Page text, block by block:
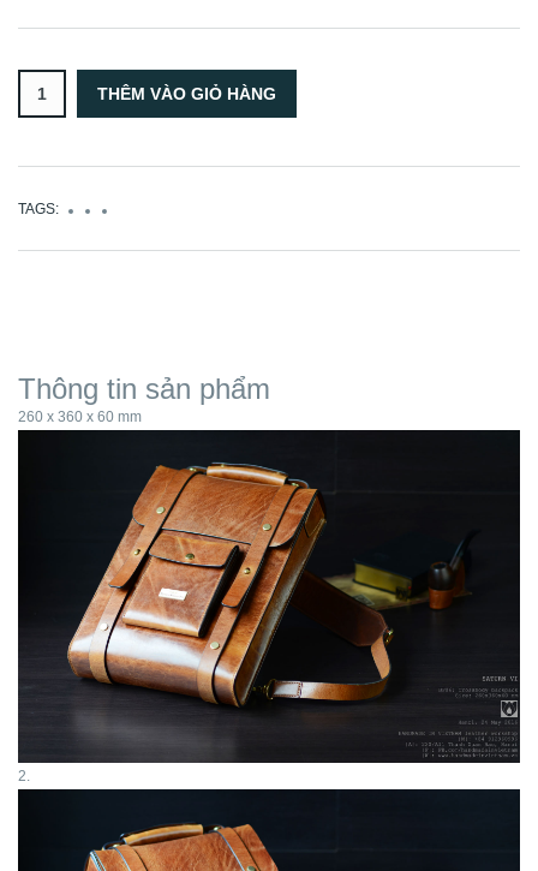
TAGS:
Thông tin sản phẩm
260 x 360 x 60 mm
2.